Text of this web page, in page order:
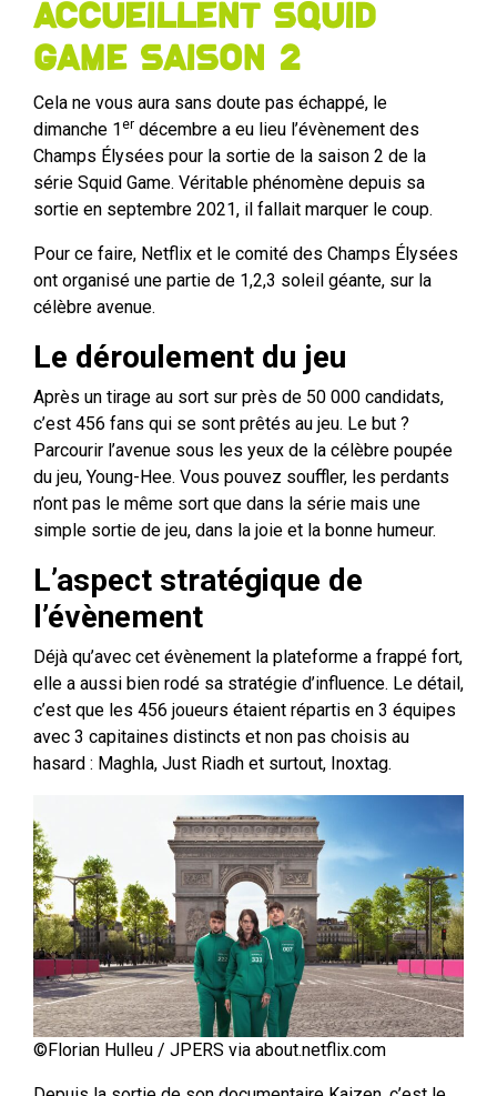
accueillent Squid
Game saison 2
Cela ne vous aura sans doute pas échappé, le
dimanche 1 er décembre a eu lieu l’évènement des
Champs Élysées pour la sortie de la saison 2 de la
série Squid Game. Véritable phénomène depuis sa
sortie en septembre 2021, il fallait marquer le coup.
Pour ce faire, Netflix et le comité des Champs Élysées
ont organisé une partie de 1,2,3 soleil géante, sur la
célèbre avenue.
Le déroulement du jeu
Après un tirage au sort sur près de 50 000 candidats,
c’est 456 fans qui se sont prêtés au jeu. Le but ?
Parcourir l’avenue sous les yeux de la célèbre poupée
du jeu, Young-Hee. Vous pouvez souffler, les perdants
n’ont pas le même sort que dans la série mais une
simple sortie de jeu, dans la joie et la bonne humeur.
L’aspect stratégique de
l’évènement
Déjà qu’avec cet évènement la plateforme a frappé fort,
elle a aussi bien rodé sa stratégie d’influence. Le détail,
c’est que les 456 joueurs étaient répartis en 3 équipes
avec 3 capitaines distincts et non pas choisis au
hasard : Maghla, Just Riadh et surtout, Inoxtag.
©Florian Hulleu / JPERS via about.netflix.com